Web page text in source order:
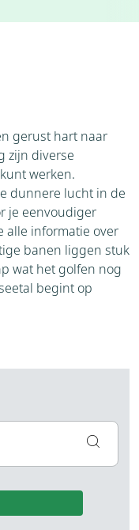
gerust hart naar
zijn diverse
werken.
dunnere lucht in de
je eenvoudiger
alle informatie over
banen liggen stuk
wat het golfen nog
begint op